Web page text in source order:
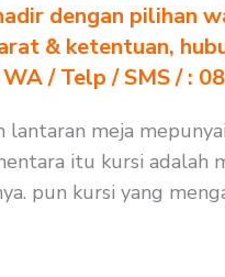
dengan pilihan
& ketentuan,
/ Telp / SMS / :
meja
itu kursi
pun kursi yang